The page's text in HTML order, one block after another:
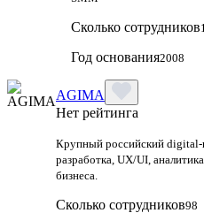
Сколько сотрудников
Год основания2008
AGIMA
Нет рейтинга
Крупный российский
разработка, UX/UI,
бизнеса.
Сколько сотрудников98